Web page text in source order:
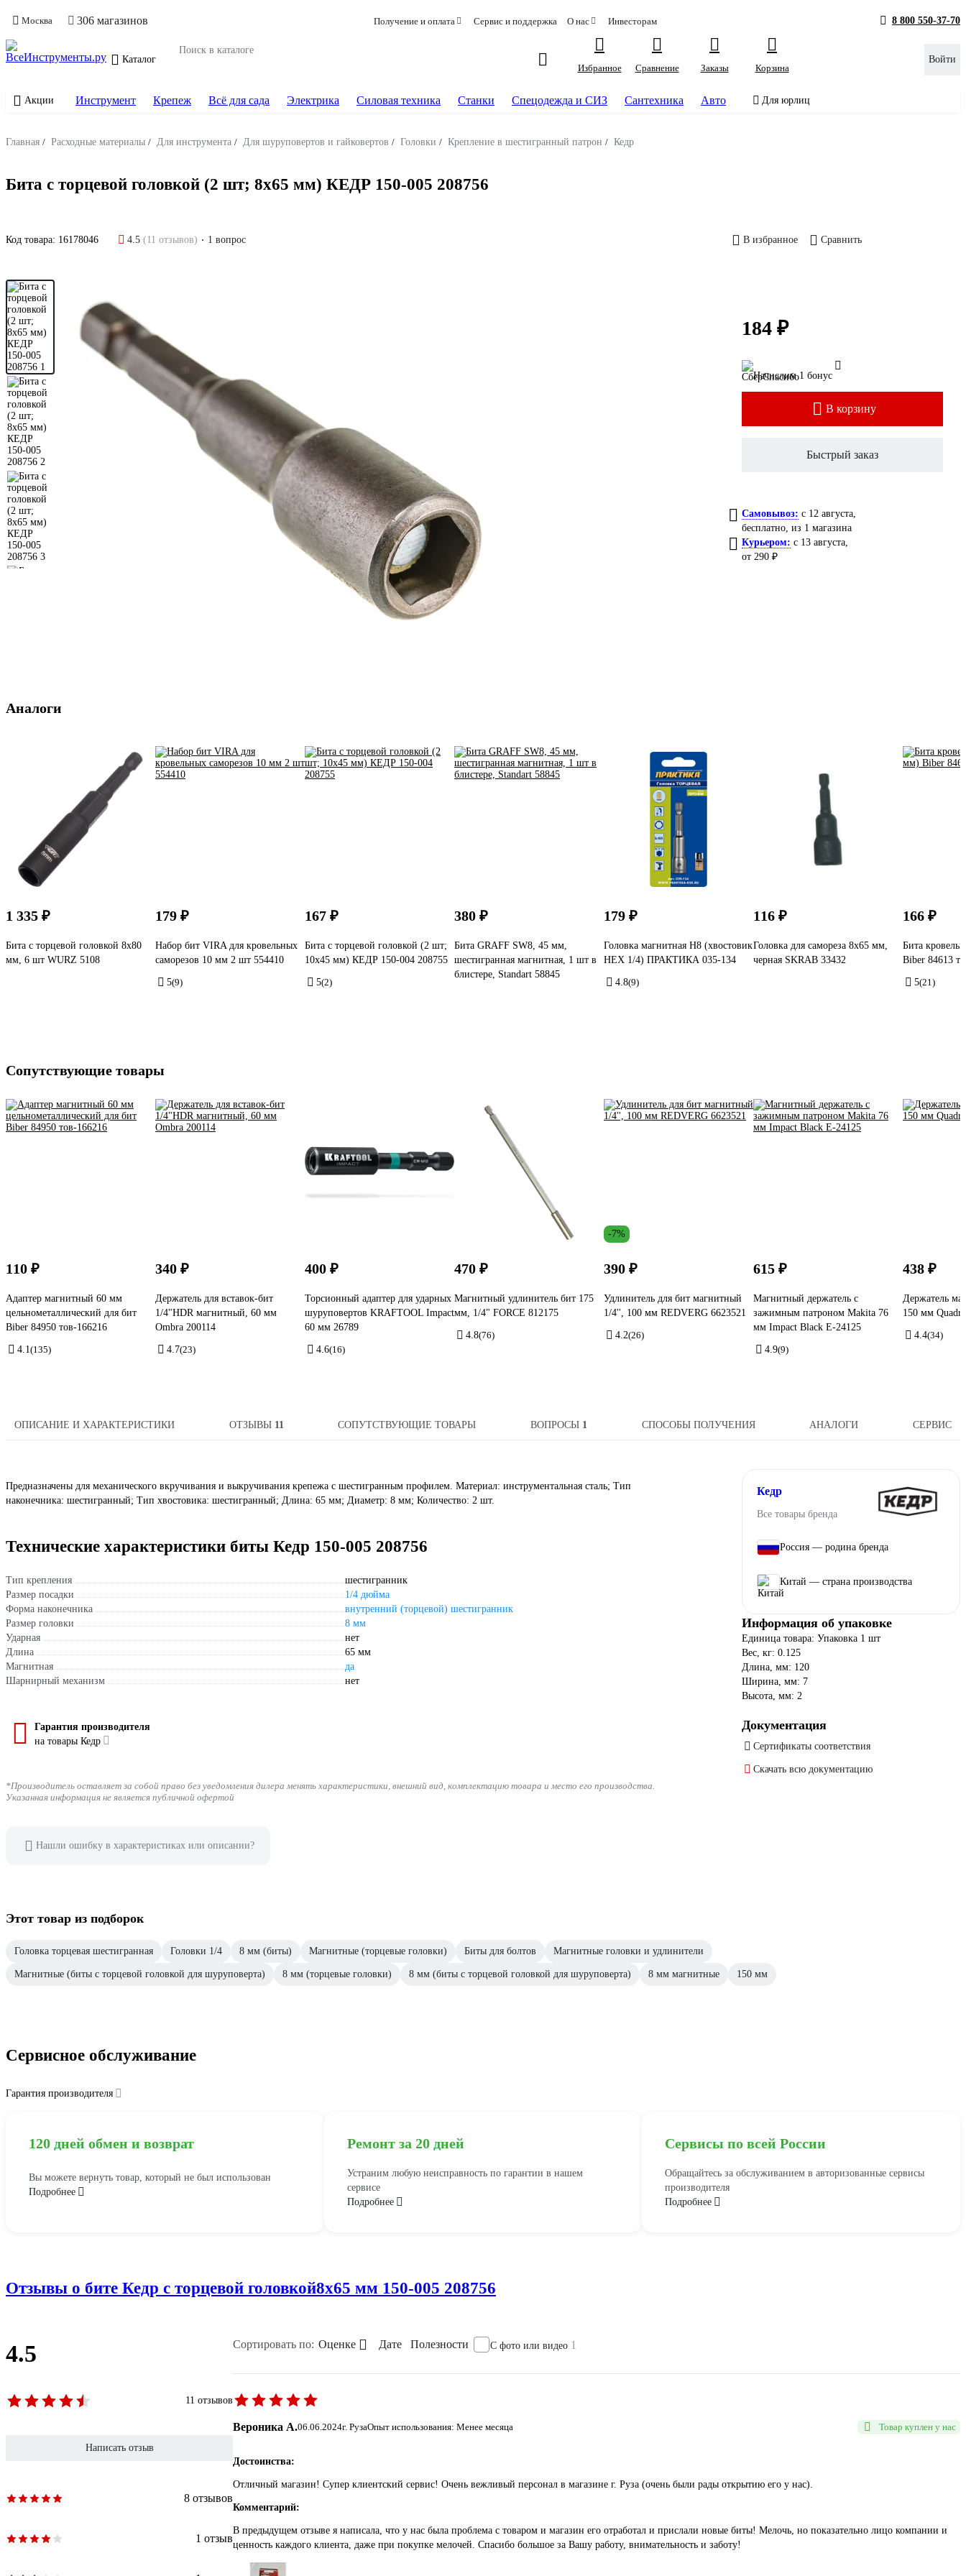
Москва 306 магазинов Получение и оплата Сервис и поддержка О нас Инвесторам 8 800 550-37-70
Каталог
Избранное
Сравнение Заказы Корзина
Войти
Акции Инструмент Крепеж Всё для сада Электрика Силовая техника Станки Спецодежда и СИЗ Сантехника Авто Для юрлиц
Главная / Расходные материалы / Для инструмента / Для шуруповертов и гайковертов / Головки / Крепление в шестигранный патрон / Кедр
Бита с торцевой головкой (2 шт; 8х65 мм) КЕДР 150-005 208756
Код товара: 16178046 4.5 (11 отзывов) 1 вопрос В избранное Сравнить
184 ₽
Начислим 1 бонус
В корзину
Быстрый заказ
Самовывоз: c 12 августа,
бесплатно , из 1 магазина
Курьером: c 13 августа,
от 290 ₽
Аналоги
1 335 ₽
Бита с торцевой головкой 8x80
мм, 6 шт WURZ 5108
179 ₽
Набор бит VIRA для кровельных
саморезов 10 мм 2 шт 554410
5(9)
167 ₽
Бита с торцевой головкой (2 шт;
10х45 мм) КЕДР 150-004 208755
5(2)
380 ₽
Бита GRAFF SW8, 45 мм,
шестигранная магнитная, 1 шт в
блистере, Standart 58845
179 ₽
Головка магнитная Н8 (хвостовик
HEX 1/4) ПРАКТИКА 035-134
4.8(9)
116 ₽
Головка для самореза 8x65 мм,
черная SKRAB 33432
166 ₽
Бита
Biber 84613
5(21)
Сопутствующие товары
110 ₽
Адаптер магнитный 60 мм
цельнометаллический для бит
Biber 84950 тов-166216
4.1(135)
340 ₽
Держатель для вставок-бит
1/4"HDR магнитный, 60 мм
Ombra 200114
4.7(23)
400 ₽
Торсионный адаптер для ударных
шуруповертов KRAFTOOL Impact
60 мм 26789
4.6(16)
470 ₽
Магнитный удлинитель бит 175
мм, 1/4" FORCE 812175
4.8(76)
-7%
390 ₽
Удлинитель для бит магнитный
1/4'', 100 мм REDVERG 6623521
4.2(26)
615 ₽
Магнитный держатель с
зажимным патроном Makita 76
мм Impact Black E-24125
4.9(9)
438 ₽
Держатель
150 мм
4.4(34)
ОПИСАНИЕ И ХАРАКТЕРИСТИКИ ОТЗЫВЫ 11 СОПУТСТВУЮЩИЕ ТОВАРЫ ВОПРОСЫ 1 СПОСОБЫ ПОЛУЧЕНИЯ АНАЛОГИ СЕРВИС
Предназначены для механического вкручивания и выкручивания крепежа с шестигранным профилем. Материал: инструментальная сталь; Тип
наконечника: шестигранный; Тип хвостовика: шестигранный; Длина: 65 мм; Диаметр: 8 мм; Количество: 2 шт.
Технические характеристики биты Кедр 150-005 208756
Тип крепления
шестигранник
Размер посадки
1/4 дюйма
Форма наконечника
внутренний (торцевой) шестигранник
Размер головки
8 мм
Ударная
нет
Длина
65 мм
Магнитная
да
Шарнирный механизм
нет
Гарантия производителя
на товары Кедр
*Производитель оставляет за собой право без уведомления дилера менять характеристики, внешний вид, комплектацию товара и место его производства.
Указанная информация не является публичной офертой
Нашли ошибку в характеристиках или описании?
Кедр
Все товары бренда
Россия — родина бренда
Китай — страна производства
Информация об упаковке
Единица товара: Упаковка 1 шт
Вес, кг: 0.125
Длина, мм: 120
Ширина, мм: 7
Высота, мм: 2
Документация
Сертификаты соответствия
Скачать всю документацию
Этот товар из подборок
Головка торцевая шестигранная Головки 1/4 8 мм (биты) Магнитные (торцевые головки) Биты для болтов Магнитные головки и удлинители
Магнитные (биты с торцевой головкой для шуруповерта) 8 мм (торцевые головки) 8 мм (биты с торцевой головкой для шуруповерта) 8 мм магнитные 150 мм
Сервисное обслуживание
Гарантия производителя
120 дней обмен и возврат
Вы можете вернуть товар, который не был использован
Подробнее
Ремонт за 20 дней
Устраним любую неисправность по гарантии в нашем
сервисе
Подробнее
Сервисы по всей России
Обращайтесь за обслуживанием в авторизованные сервисы
производителя
Подробнее
Отзывы о бите Кедр с торцевой головкой8х65 мм 150-005 208756
4.5
11 отзывов
Написать отзыв
8 отзывов
1 отзыв
Сортировать по: Оценке Дате Полезности С фото или видео 1
Вероника А.06.06.2024г. РузаОпыт использования: Менее месяца Товар куплен у нас
Достоинства:
Отличный магазин! Супер клиентский сервис! Очень вежливый персонал в магазине г. Руза (очень были рады открытию его у нас).
Комментарий:
В предыдущем отзыве я написала, что у нас была проблема с товаром и магазин его отработал и прислали новые биты! Мелочь, но показательно лицо компании и
ценность каждого клиента, даже при покупке мелочей. Спасибо большое за Вашу работу, внимательность и заботу!